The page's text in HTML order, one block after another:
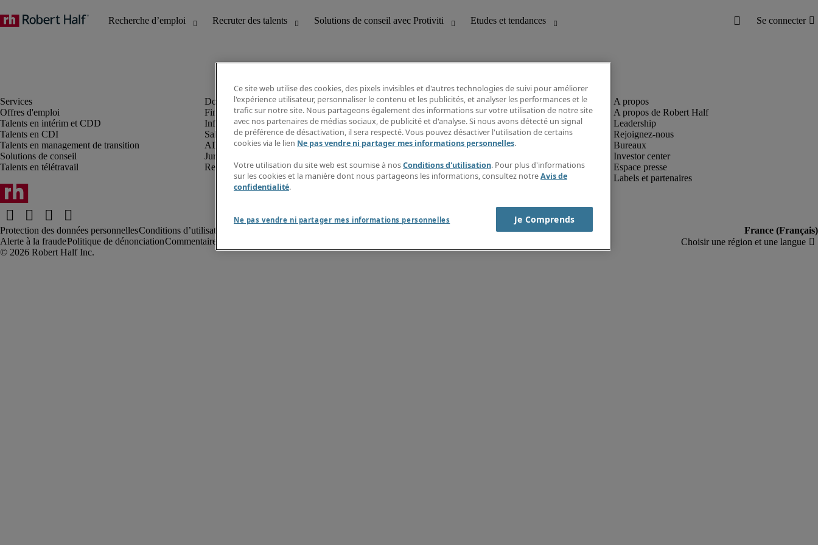
Offres d'emploi
Talents en intérim et CDD
Talents en CDI
Talents en management de transition
Solutions de conseil
Talents en télétravail
Finance et comptabilité
Informatique et IT
Sales et marketing
ADV, supply et performance client
Juridique et fiscal
Ressources humaines et paie
Etudes et tendances
Fiches métiers
Guide des salaires
Informations intérimaires
S'abonner à la newsletter
Créer une alerte emploi
A propos de Robert Half
Leadership
Rejoignez-nous
Bureaux
Investor center
Espace presse
Labels et partenaires
Protection des données personnellesConditions d’utilisation
Alerte à la fraudePolitique de dénonciationCommentaires au webmaster
Ce site web utilise des cookies, des pixels invisibles et d'autres technologies de suivi pour améliorer
l'expérience utilisateur, personnaliser le contenu et les publicités, et analyser les performances et le
trafic sur notre site. Nous partageons également des informations sur votre utilisation de notre site
avec nos partenaires de médias sociaux, de publicité et d'analyse. Si nous avons détecté un signal
de préférence de désactivation, il sera respecté. Vous pouvez désactiver l'utilisation de certains
cookies via le lien Ne pas vendre ni partager mes informations personnelles.
Votre utilisation du site web est soumise à nosConditions d'utilisation. Pour plus d'informations
sur les cookies et la manière dont nous partageons les informations, consultez notreAvis de
confidentialité.
Ne pas vendre ni partager mes informations personnelles Je Comprends